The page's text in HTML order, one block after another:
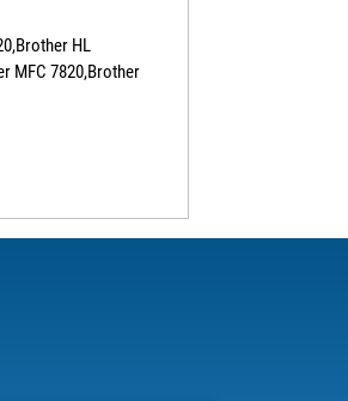
HL
MFC 7820,Brother